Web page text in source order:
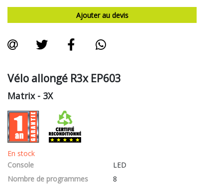
Vélo allongé R3x EP603
Matrix- 3X
En stock
Console
LED
Nombre de programmes
8
Ajouter au devis